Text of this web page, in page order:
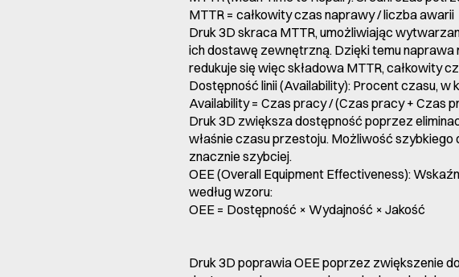
MTTR = całkowity czas naprawy / liczba awarii
Druk 3D skraca MTTR, umożliwiając
ich dostawę zewnętrzną. Dzięki temu
redukuje się więc składowa MTTR, całkowity
Dostępność linii (Availability): Procent czasu,
Availability = Czas pracy / (Czas pracy + Czas
Druk 3D zwiększa dostępność poprzez
właśnie czasu przestoju. Możliwość
znacznie szybciej.
OEE (Overall Equipment Effectiveness):
według wzoru:
OEE = Dostępność × Wydajność × Jakość
Druk 3D poprawia OEE poprzez zwiększenie